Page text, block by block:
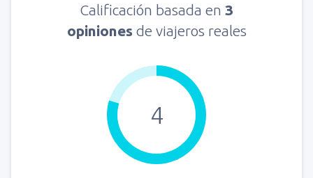
Calificación basada en 3
opiniones de viajeros reales
4